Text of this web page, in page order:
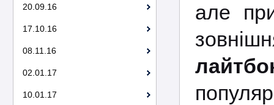
20.09.16
17.10.16
08.11.16
02.01.17
10.01.17
але